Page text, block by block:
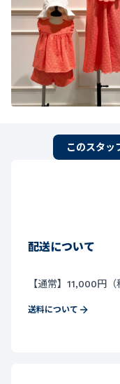
このスタッ
配送について
【通常】11,000円
送料について